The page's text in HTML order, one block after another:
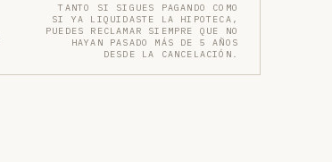
TANTO SI SIGUES PAGANDO COMO
SI YA LIQUIDASTE LA HIPOTECA,
PUEDES RECLAMAR SIEMPRE QUE NO
HAYAN PASADO MÁS DE 5 AÑOS
DESDE LA CANCELACIÓN.